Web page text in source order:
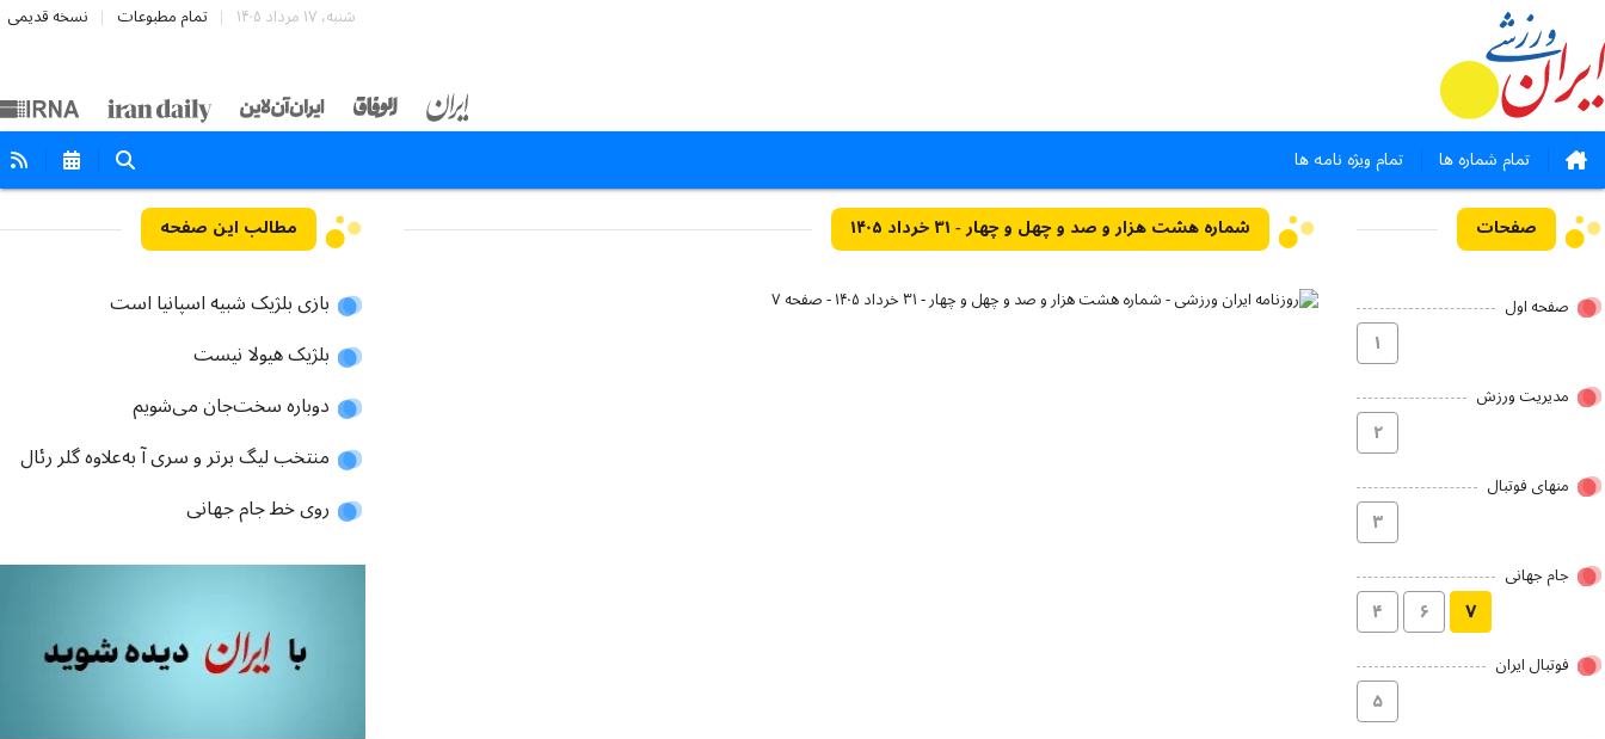
شنبه، ۱۷ مرداد ۱۴۰۵ تمام مطبوعات نسخه قدیمی
تمام شماره ها تمام ویژه نامه ها
صفحات
صفحه اول
۱
مدیریت ورزش
۲
منهای فوتبال
۳
جام جهانی
۴ ۶ ۷
فوتبال ایران
۵
شماره هشت هزار و صد و چهل و چهار - ۳۱ خرداد ۱۴۰۵ مطالب این صفحه
بازی بلژیک شبیه اسپانیا است
بلژیک هیولا نیست
دوباره سخت‌جان می‌شویم
منتخب لیگ برتر و سری آ به‌علاوه گلر رئال
روی خط جام جهانی